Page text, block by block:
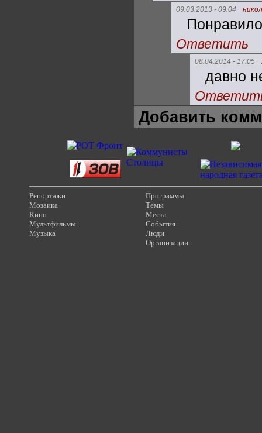
09.03.2013 - 09:04
Ответить
08.04.2014 - 17:05
давно
Добавить
Репортажи
Мозаика
Кино
Мультфильмы
Музыка
Программы
Темы
Места
События
Люди
Организации